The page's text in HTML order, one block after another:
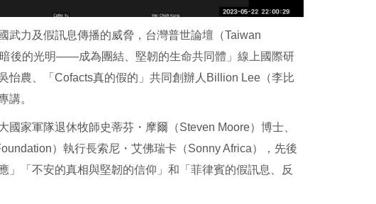
武力及假訊息傳播的威脅，台灣普世論壇（Taiwan
後的光明——成為團結、堅韌的生命共同體」線上國際研
怡農、「Cofacts真的假的」共同創辦人Billion Lee（李比
講。
家軍隊退休牧師史蒂芬・摩爾（Steven Moore）博士、
）執行長索尼・艾佛瑞卡（Sonny Africa），先後
」「不安的真相與堅韌的信仰」和「菲律賓的假訊息、反